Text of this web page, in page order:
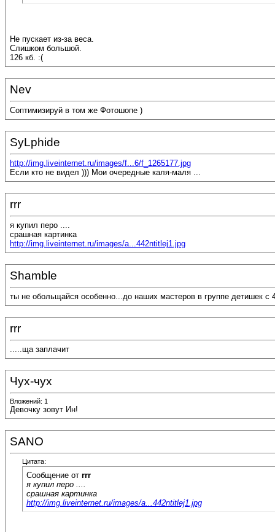
Не пускает из-за веса.
Слишком большой.
126 кб. :(
Nev
Соптимизируй в том же Фотошопе )
SyLphide
http://img.liveinternet.ru/images/f...6/f_1265177.jpg
Если кто не видел ))) Мои очередные каля-маля ...
rrr
я купил перо ....
срашная картинка
http://img.liveinternet.ru/images/a...442ntitlej1.jpg
Shamble
ты не обольщайся особенно...до наших мастеров в группе детишек
rrr
.....ща заплачит
Чух-чух
Вложений: 1
Девочку зовут Ин!
SANO
Цитата:
Сообщение от rrr
я купил перо ....
срашная картинка
http://img.liveinternet.ru/images/a...442ntitlej1.jpg